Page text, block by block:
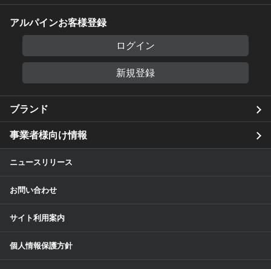
アルパインお客様登録
ログイン
新規登録
ブランド
事業者様向け情報
ニュースリリース
お問い合わせ
サイト利用案内
個人情報保護方針